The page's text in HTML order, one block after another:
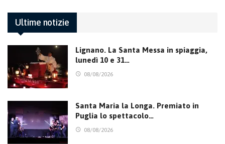
Ultime notizie
Lignano. La Santa Messa in spiaggia,
lunedì 10 e 31…
08/08/2026
Santa Maria la Longa. Premiato in
Puglia lo spettacolo…
08/08/2026